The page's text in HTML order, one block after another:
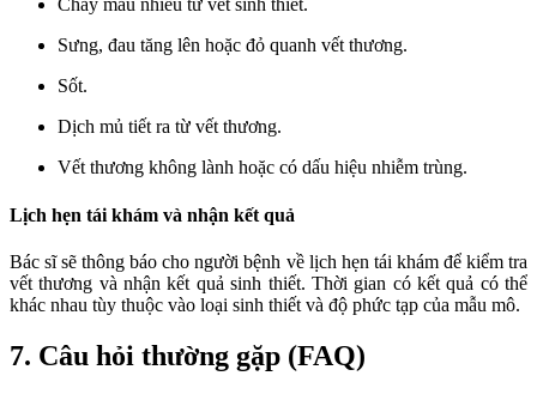
Chảy máu nhiều từ vết sinh thiết.
Sưng, đau tăng lên hoặc đỏ quanh vết thương.
Sốt.
Dịch mủ tiết ra từ vết thương.
Vết thương không lành hoặc có dấu hiệu nhiễm trùng.
Lịch hẹn tái khám và nhận kết quả
Bác sĩ sẽ thông báo cho người bệnh về lịch hẹn tái khám để kiểm tra
vết thương và nhận kết quả sinh thiết. Thời gian có kết quả có thể
khác nhau tùy thuộc vào loại sinh thiết và độ phức tạp của mẫu mô.
7. Câu hỏi thường gặp (FAQ)